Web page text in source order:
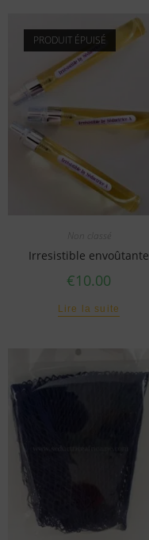
PRODUIT ÉPUISÉ
Non classé
Irresistible envoûtante
€10.00
Lire la suite